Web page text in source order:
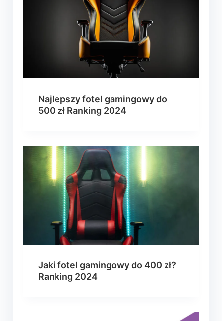
Najlepszy fotel gamingowy do
500 zł Ranking 2024
Jaki fotel gamingowy do 400 zł?
Ranking 2024